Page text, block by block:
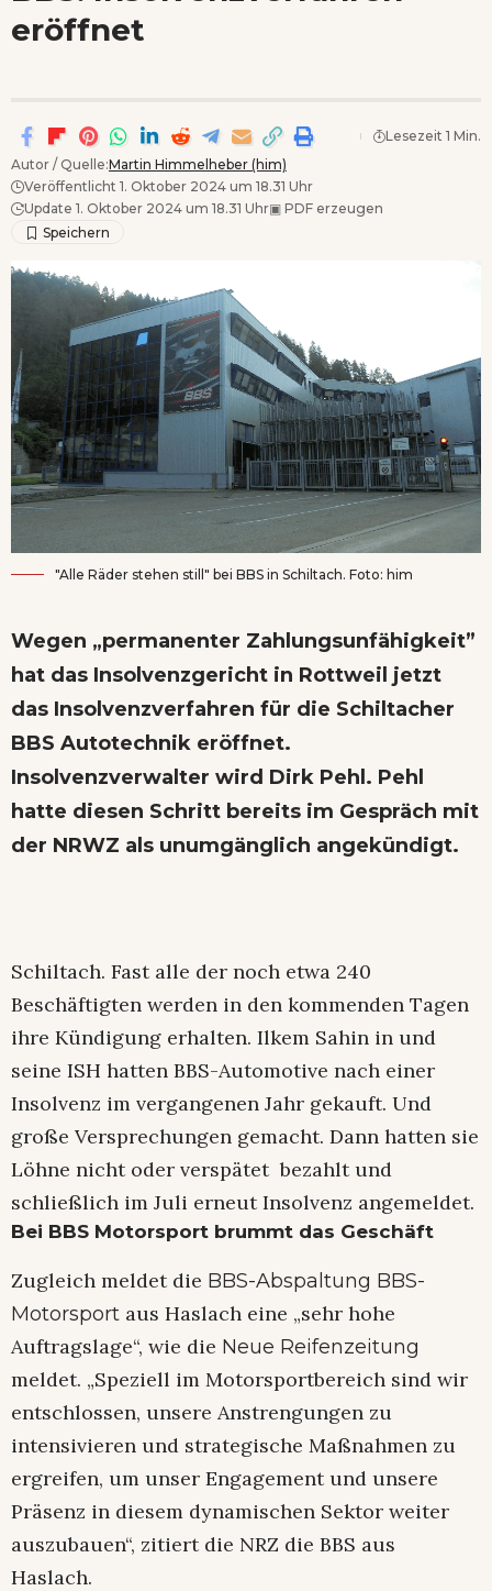
eröffnet
Autor / Quelle:Martin Himmelheber (him)
Veröffentlicht 1. Oktober 2024 um 18.31 Uhr
Update 1. Oktober 2024 um 18.31 Uhr▣ PDF erzeugen
Lesezeit 1 Min.
"Alle Räder stehen still" bei BBS in Schiltach. Foto: him
Wegen „permanenter Zahlungsunfähigkeit”
hat das Insolvenzgericht in Rottweil jetzt
das Insolvenzverfahren für die Schiltacher
BBS Autotechnik eröffnet.
Insolvenzverwalter wird Dirk Pehl. Pehl
hatte diesen Schritt bereits im Gespräch mit
der NRWZ als unumgänglich angekündigt.
Schiltach. Fast alle der noch etwa 240
Beschäftigten werden in den kommenden Tagen
ihre Kündigung erhalten. Ilkem Sahin in und
seine ISH hatten BBS-Automotive nach einer
Insolvenz im vergangenen Jahr gekauft. Und
große Versprechungen gemacht. Dann hatten sie
Löhne nicht oder verspätet bezahlt und
schließlich im Juli erneut Insolvenz angemeldet.
Bei BBS Motorsport brummt das Geschäft
Zugleich meldet die BBS-Abspaltung BBS-
Motorsport aus Haslach eine „sehr hohe
Auftragslage“, wie die Neue Reifenzeitung
meldet. „Speziell im Motorsportbereich sind wir
entschlossen, unsere Anstrengungen zu
intensivieren und strategische Maßnahmen zu
ergreifen, um unser Engagement und unsere
Präsenz in diesem dynamischen Sektor weiter
auszubauen“, zitiert die NRZ die BBS aus
Haslach.